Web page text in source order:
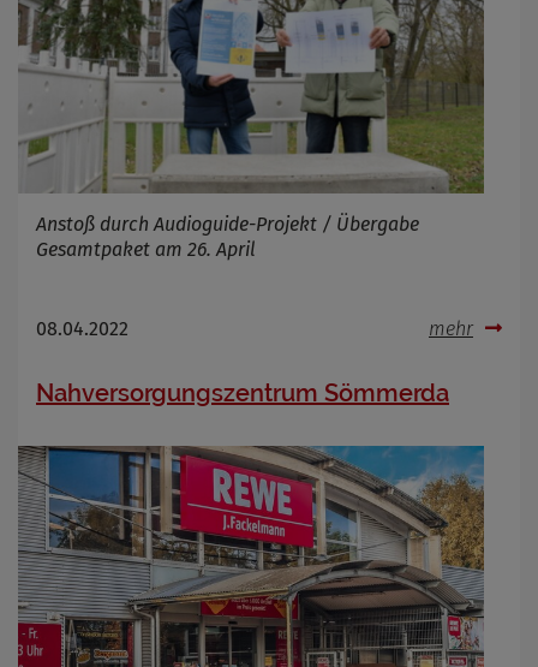
Anstoß durch Audioguide-Projekt / Übergabe
Gesamtpaket am 26. April
08.04.2022 mehr
Nahversorgungszentrum Sömmerda
Infos schließen